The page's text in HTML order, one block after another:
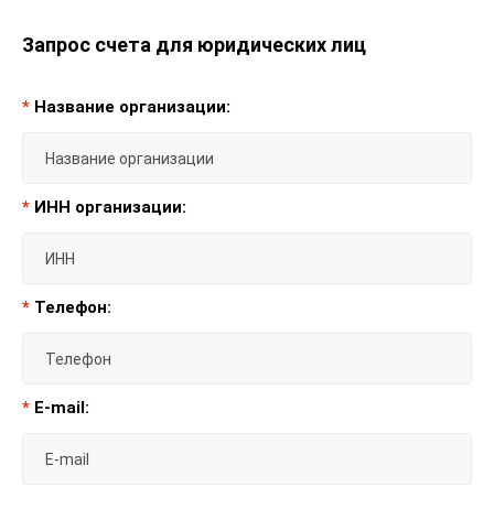
Запрос счета для юридических лиц
* Название организации:
* ИНН организации:
* Телефон:
* E-mail: